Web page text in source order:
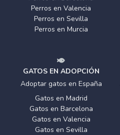
Perros en Valencia
Perros en Sevilla
Perros en Murcia
GATOS EN ADOPCIÓN
Adoptar gatos en España
Gatos en Madrid
Gatos en Barcelona
Gatos en Valencia
Gatos en Sevilla